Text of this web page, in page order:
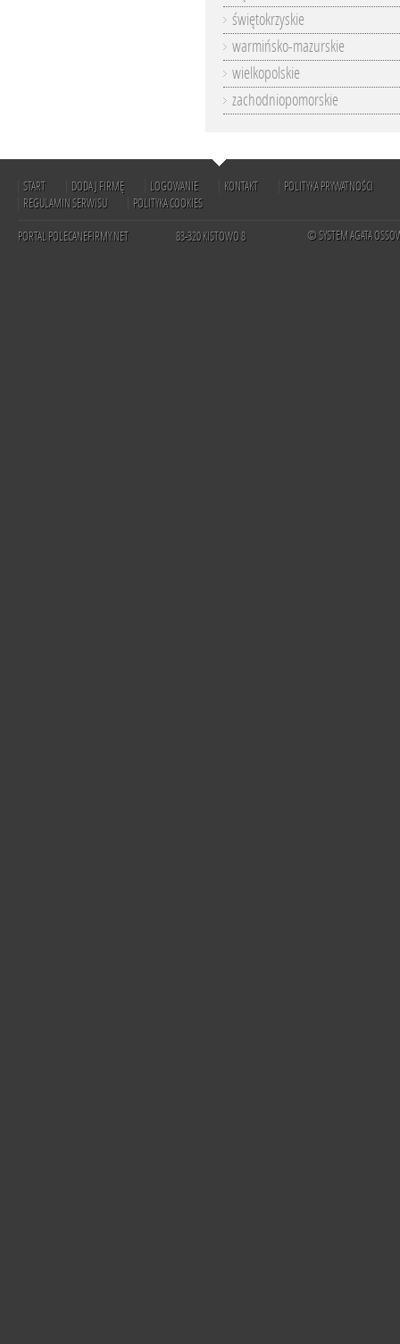
świętokrzyskie
warmińsko-mazurskie
wielkopolskie
zachodniopomorskie
START DODAJ FIRMĘ LOGOWANIE KONTAKT
POLITYKA PRYWATNOŚCI
REGULAMIN SERWISU
POLITYKA COOKIES
PORTAL POLECANEFIRMY.NET 83-320 KISTOWO 8 © SYSTEM AGATA